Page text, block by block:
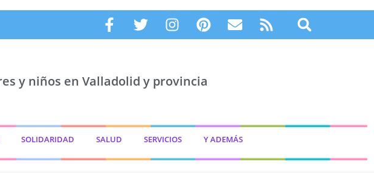
y niños en Valladolid y provincia
SOLIDARIDAD SALUD SERVICIOS Y ADEMÁS